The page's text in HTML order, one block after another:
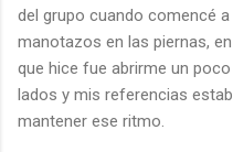
del grupo cuando comencé
manotazos en las piernas,
que hice fue abrirme un
lados y mis referencias
mantener ese ritmo.